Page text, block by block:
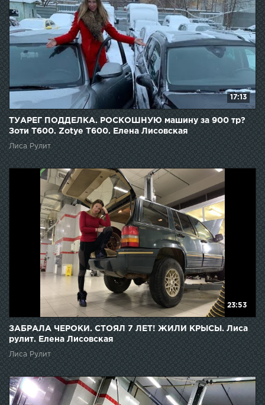
17:13
ТУАРЕГ ПОДДЕЛКА. РОСКОШНУЮ машину за 900 тр?
Зоти Т600. Zotye T600. Елена Лисовская
Лиса Рулит
23:53
ЗАБРАЛА ЧЕРОКИ. СТОЯЛ 7 ЛЕТ! ЖИЛИ КРЫСЫ. Лиса
рулит. Елена Лисовская
Лиса Рулит